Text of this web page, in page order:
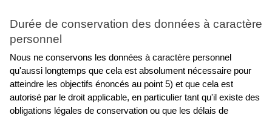
Durée de conservation des données à caractère
personnel
Nous ne conservons les données à caractère personnel
qu'aussi longtemps que cela est absolument nécessaire pour
atteindre les objectifs énoncés au point 5) et que cela est
autorisé par le droit applicable, en particulier tant qu'il existe des
obligations légales de conservation ou que les délais de